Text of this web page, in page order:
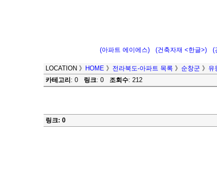
(아파트 에이에스) (건축자재 <한글>) (
LOCATION 》 HOME 》 전라북도-아파트 목록 》 순창군 》 유
카테고리 : 0 링크: 0 조회수: 212
링크: 0